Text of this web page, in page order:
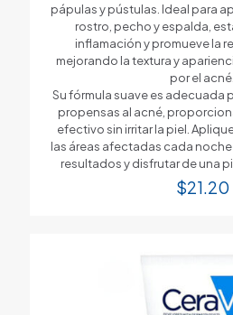
pápulas y pústulas. Ideal para
rostro, pecho y espalda,
inflamación y promueve la
mejorando la textura y
por el acné.
Su fórmula suave es adecuada
propensas al acné,
efectivo sin irritar la piel.
las áreas afectadas cada
resultados y disfrutar de una
$21.20